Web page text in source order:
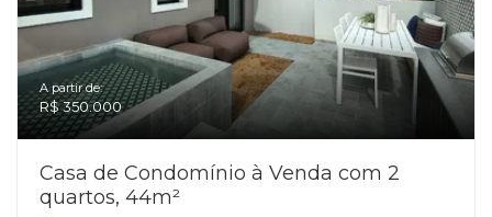
A partir de:
R$ 350.000
Casa de Condomínio à Venda com 2
quartos, 44m²